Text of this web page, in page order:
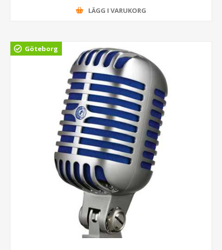
LÄGG I VARUKORG
Göteborg